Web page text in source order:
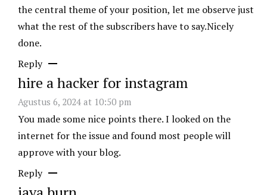
the central theme of your position, let me observe just
what the rest of the subscribers have to say.Nicely
done.
Reply
hire a hacker for instagram
Agustus 6, 2024 at 10:50 pm
You made some nice points there. I looked on the
internet for the issue and found most people will
approve with your blog.
Reply